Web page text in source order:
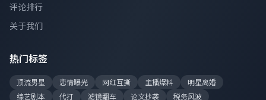
评论排行
关于我们
热门标签
顶流男星 恋情曝光 网红互撕 主播爆料
明星离婚
综艺剧本
代打 滤镜翻车 论文抄袭 税务风波